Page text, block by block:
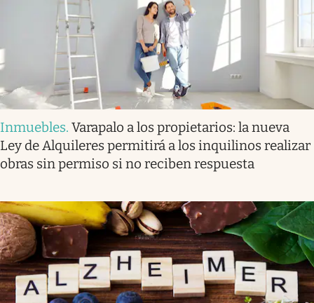
Inmuebles. Varapalo a los propietarios: la nueva
Ley de Alquileres permitirá a los inquilinos realizar
obras sin permiso si no reciben respuesta